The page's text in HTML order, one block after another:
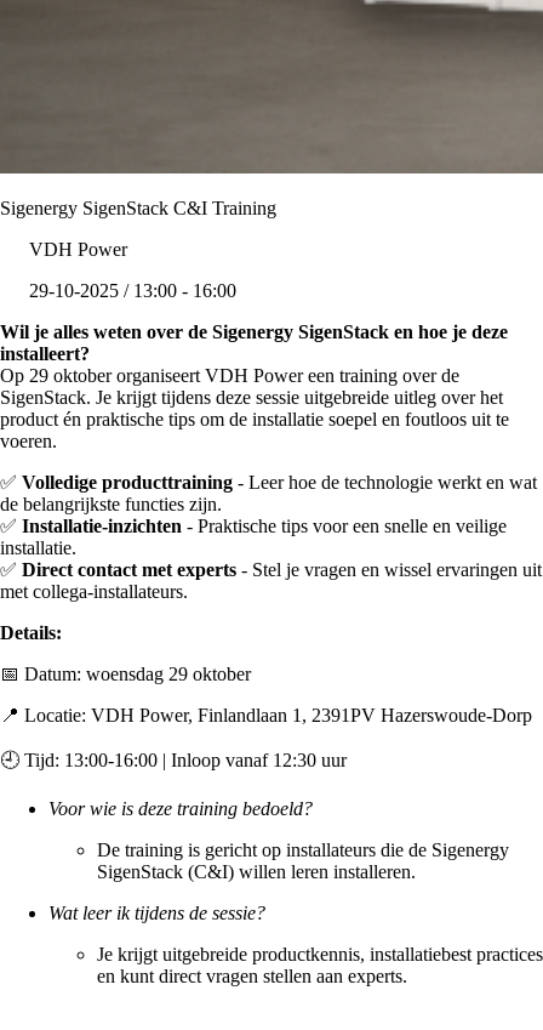
Sigenergy SigenStack C&I Training
VDH Power
29-10-2025 / 13:00 - 16:00
Wil je alles weten over de Sigenergy SigenStack en hoe je deze
installeert?
Op 29 oktober organiseert VDH Power een training over de
SigenStack. Je krijgt tijdens deze sessie uitgebreide uitleg over het
product én praktische tips om de installatie soepel en foutloos uit te
voeren.
✅ Volledige producttraining - Leer hoe de technologie werkt en wat
de belangrijkste functies zijn.
✅ Installatie-inzichten - Praktische tips voor een snelle en veilige
installatie.
✅ Direct contact met experts - Stel je vragen en wissel ervaringen uit
met collega-installateurs.
Details:
📅 Datum: woensdag 29 oktober
📍 Locatie: VDH Power, Finlandlaan 1, 2391PV Hazerswoude-Dorp
🕘 Tijd: 13:00-16:00 | Inloop vanaf 12:30 uur
Voor wie is deze training bedoeld?
De training is gericht op installateurs die de Sigenergy
SigenStack (C&I) willen leren installeren.
Wat leer ik tijdens de sessie?
Je krijgt uitgebreide productkennis, installatiebest practices
en kunt direct vragen stellen aan experts.